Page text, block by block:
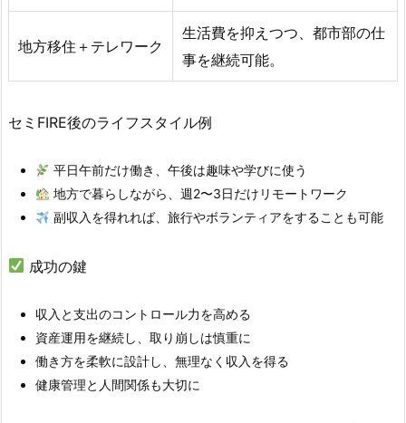
地方移住＋テレワーク
生活費を抑えつつ、都市部の仕
事を継続可能。
セミFIRE後のライフスタイル例
平日午前だけ働き、午後は趣味や学びに使う
地方で暮らしながら、週2〜3日だけリモートワーク
副収入を得れれば、旅行やボランティアをすることも可能
成功の鍵
収入と支出のコントロール力を高める
資産運用を継続し、取り崩しは慎重に
働き方を柔軟に設計し、無理なく収入を得る
健康管理と人間関係も大切に